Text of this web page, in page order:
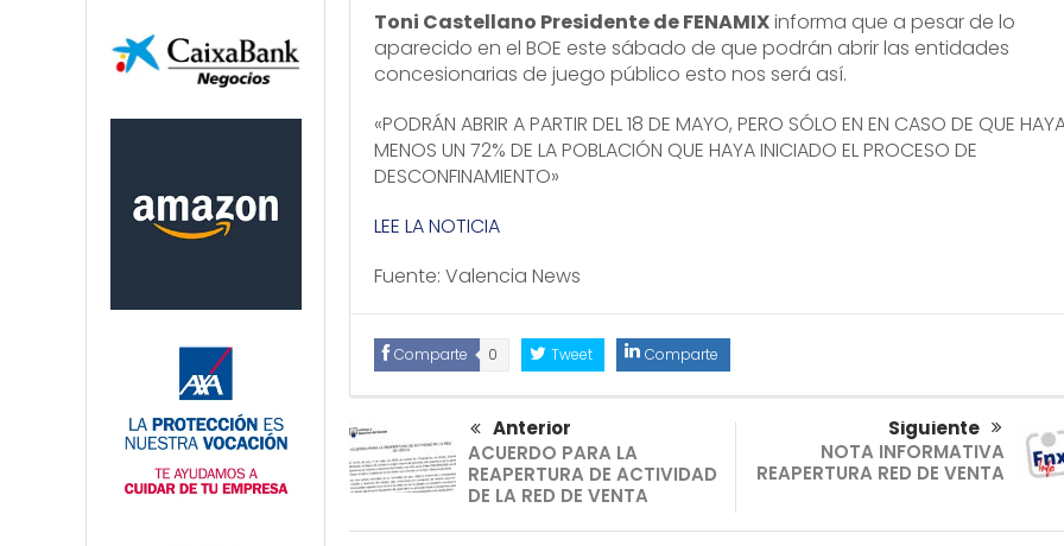
Toni Castellano Presidente de FENAMIXinforma que a pesar de lo
aparecido en el BOE este sábado de que podrán abrir las entidades
concesionarias de juego público esto nos será así.
«PODRÁN ABRIR A PARTIR DEL 18 DE MAYO, PERO SÓLO EN EN CASO DE QUE
MENOS UN 72% DE LA POBLACIÓN QUE HAYA INICIADO EL PROCESO DE
DESCONFINAMIENTO»
LEE LA NOTICIA
Fuente: Valencia News
Comparte 0 Tweet Comparte
Anterior
ACUERDO PARA LA
REAPERTURA DE ACTIVIDAD
DE LA RED DE VENTA
Siguiente
NOTA INFORMATIVA
REAPERTURA RED DE VENTA